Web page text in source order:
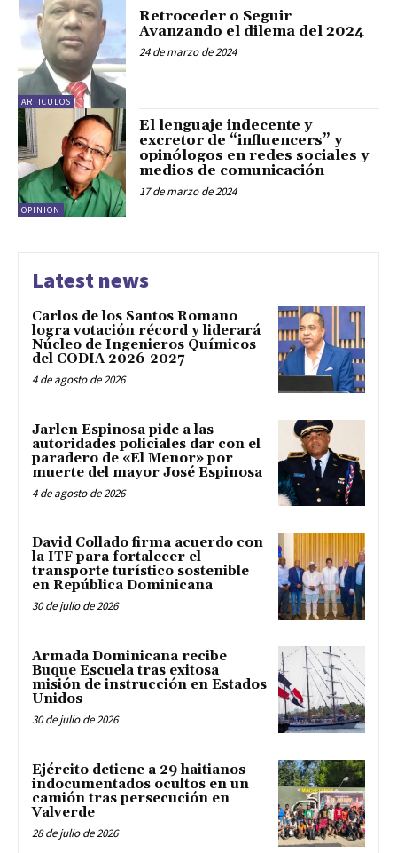
ARTICULOS
Retroceder o Seguir
Avanzando el dilema del 2024
24 de marzo de 2024
OPINION
El lenguaje indecente y
excretor de “influencers” y
opinólogos en redes sociales y
medios de comunicación
17 de marzo de 2024
Latest news
Carlos de los Santos Romano
logra votación récord y liderará
Núcleo de Ingenieros Químicos
del CODIA 2026-2027
4 de agosto de 2026
Jarlen Espinosa pide a las
autoridades policiales dar con el
paradero de «El Menor» por
muerte del mayor José Espinosa
4 de agosto de 2026
David Collado firma acuerdo con
la ITF para fortalecer el
transporte turístico sostenible
en República Dominicana
30 de julio de 2026
Armada Dominicana recibe
Buque Escuela tras exitosa
misión de instrucción en Estados
Unidos
30 de julio de 2026
Ejército detiene a 29 haitianos
indocumentados ocultos en un
camión tras persecución en
Valverde
28 de julio de 2026